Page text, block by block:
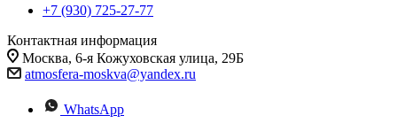
+7 (930) 725-27-77
Контактная информация
Москва, 6-я Кожуховская улица, 29Б
atmosfera-moskva@yandex.ru
WhatsApp